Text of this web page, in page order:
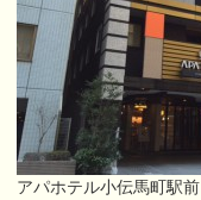
アパホテル小伝馬町駅